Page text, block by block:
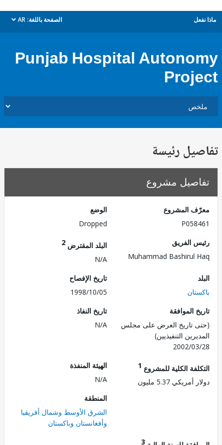
الصفحة باللغة: AR
dropdown
Punjab Hospital
رئيسة
مشروع
المشروع
Dropped
الفريق
Muhammad Bashirul
البلد المقترض
N/A
تاريخ الإفصاح
1998/10/05
الموافقة
تاريخ العرض على مجلس
التنفيذيين)
2002/
تاريخ النفاذ
N/A
الكلية للمشروع1
5.37 مليون
الهيئة المنفذة
الشرق الأوسط وشمال أفريقيا
وأفغانستان وباكستان
3